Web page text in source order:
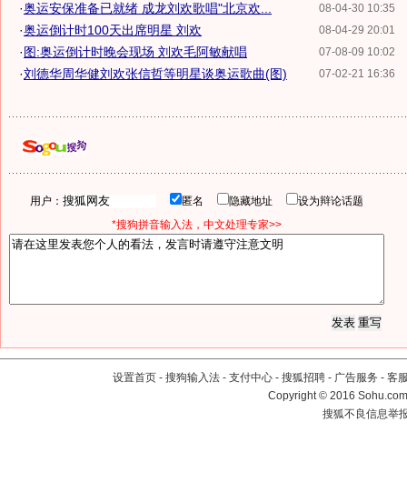
08-04-30 10:35
·奥运安保准备已就绪 成龙刘欢歌唱"北京欢...
08-04-29 20:01
·奥运倒计时100天出席明星 刘欢
07-08-09 10:02
·图:奥运倒计时晚会现场 刘欢毛阿敏献唱
07-02-21 16:36
·刘德华周华健刘欢张信哲等明星谈奥运歌曲(图)
用户： 匿名 隐藏地址
设为辩论话题
*搜狗拼音输入法，中文处理专家>>
设置首页 - 搜狗输入法 - 支付中心 - 搜狐招聘 - 广告服务 - 客
Copyright©2016
搜狐不良信息举